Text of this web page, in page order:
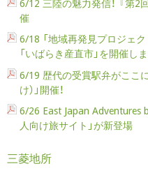
6/12 三陸の魅力発信！ 『第2
催
6/18 「地域再発見プロジェク
「いばらき産直市」を開催しま
6/19 歴代の受賞駅弁がここに
け）」開催！
6/26 East Japan Adventures
人向け旅サイト」が新登場
三菱地所